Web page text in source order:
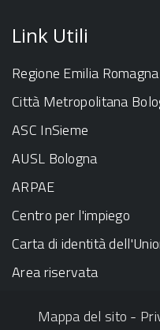
Link Utili
Regione Emilia Romagna
Città Metropolitana
ASC InSieme
AUSL Bologna
ARPAE
Centro per l'impiego
Carta di identità
Area riservata
Mappa del sito -